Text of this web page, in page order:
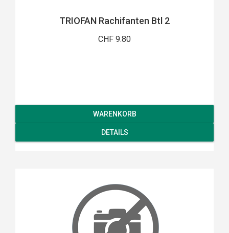
TRIOFAN Rachifanten Btl 2
CHF 9.80
WARENKORB
DETAILS